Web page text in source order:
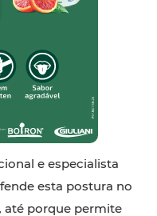
e especialista
esta postura no
, até porque permite